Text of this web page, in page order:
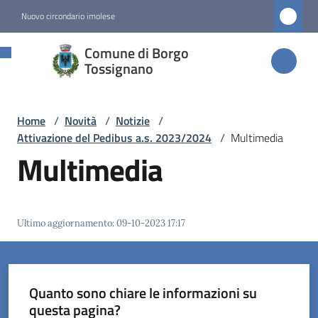
Nuovo circondario imolese
Comune di Borgo
Tossignano
Comune di
Borgo
Servizi
Vivere
Borgo
Home / Novità / Notizie /
Attivazione del Pedibus a.s. 2023/2024 / Multimedia
Multimedia
Ultimo aggiornamento:09-10-2023 17:17
Quanto sono chiare le informazioni su
questa pagina?